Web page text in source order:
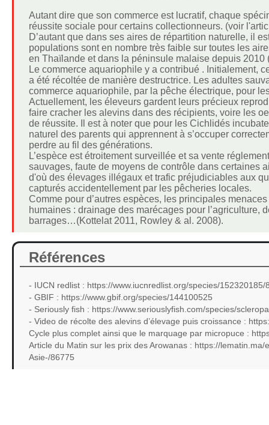
Autant dire que son commerce est lucratif, chaque
réussite sociale pour certains collectionneurs. (voir
D’autant que dans ses aires de répartition naturelle, il
populations sont en nombre très faible sur toutes les
en Thaïlande et dans la péninsule malaise depuis 2010
Le commerce aquariophile y a contribué . Initialement,
a été récoltée de manière destructrice. Les adultes
commerce aquariophile, par la pêche électrique, pour
Actuellement, les éleveurs gardent leurs précieux
faire cracher les alevins dans des récipients, voire les
de réussite. Il est à noter que pour les Cichlidés
naturel des parents qui apprennent à s’occuper
perdre au fil des générations.
L’espèce est étroitement surveillée et sa vente
sauvages, faute de moyens de contrôle dans certaines
d'où des élevages illégaux et trafic préjudiciables aux
capturés accidentellement par les pêcheries locales.
Comme pour d’autres espèces, les principales
humaines : drainage des marécages pour
barrages…(Kottelat 2011, Rowley & al. 2008).
Références
- IUCN redlist : https://www.iucnredlist.org/species/
- GBIF : https://www.gbif.org/species/144100525
- Seriously fish : https://www.seriouslyfish.com/species/
- Video de récolte des alevins d’élevage puis croissance :
Cycle plus complet ainsi que le marquage par micropuce :
Article du Matin sur les prix des Arowanas : https://
Asie-/86775